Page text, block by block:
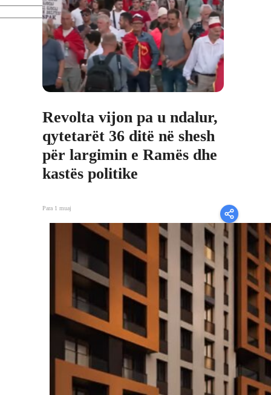
Revolta vijon pa u ndalur,
qytetarët 36 ditë në shesh
për largimin e Ramës dhe
kastës politike
Para 1 muaj